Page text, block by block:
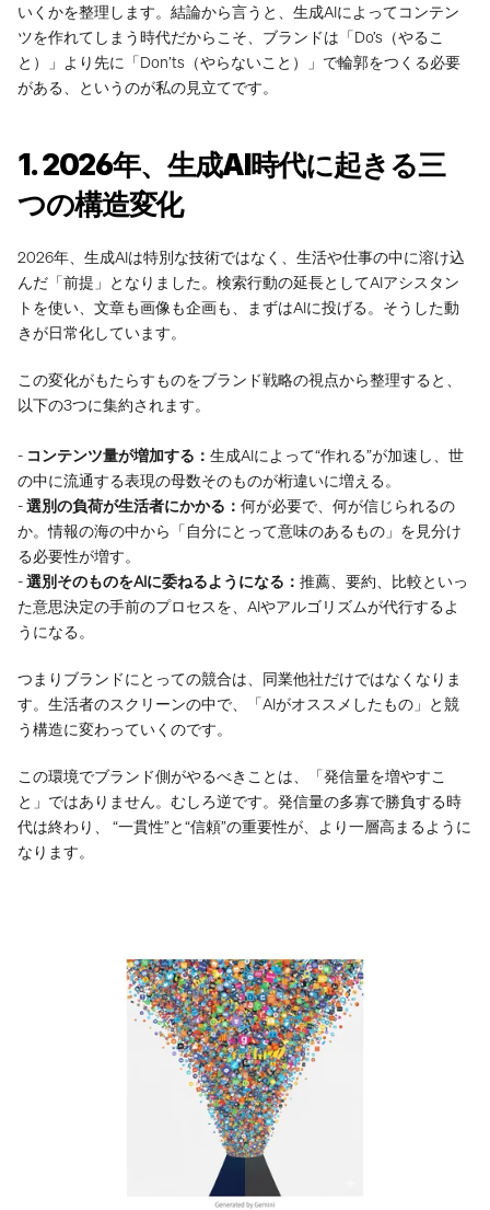
いくかを整理します。結論から言うと、生成AIによってコンテン
ツを作れてしまう時代だからこそ、ブランドは「Do’s（やるこ
と）」より先に「Don’ts（やらないこと）」で輪郭をつくる必要
がある、というのが私の見立てです。
1. 2026年、生成AI時代に起きる三
つの構造変化
2026年、生成AIは特別な技術ではなく、生活や仕事の中に溶け込
んだ「前提」となりました。検索行動の延長としてAIアシスタン
トを使い、文章も画像も企画も、まずはAIに投げる。そうした動
きが日常化しています。
この変化がもたらすものをブランド戦略の視点から整理すると、
以下の3つに集約されます。
- コンテンツ量が増加する： 生成AIによって“作れる”が加速し、世
の中に流通する表現の母数そのものが桁違いに増える。
- 選別の負荷が生活者にかかる： 何が必要で、何が信じられるの
か。情報の海の中から「自分にとって意味のあるもの」を見分け
る必要性が増す。
- 選別そのものをAIに委ねるようになる： 推薦、要約、比較といっ
た意思決定の手前のプロセスを、AIやアルゴリズムが代行するよ
うになる。
つまりブランドにとっての競合は、同業他社だけではなくなりま
す。生活者のスクリーンの中で、「AIがオススメしたもの」と競
う構造に変わっていくのです。
この環境でブランド側がやるべきことは、「発信量を増やすこ
と」ではありません。むしろ逆です。発信量の多寡で勝負する時
代は終わり、 “一貫性”と“信頼”の重要性が、より一層高まるように
なります。